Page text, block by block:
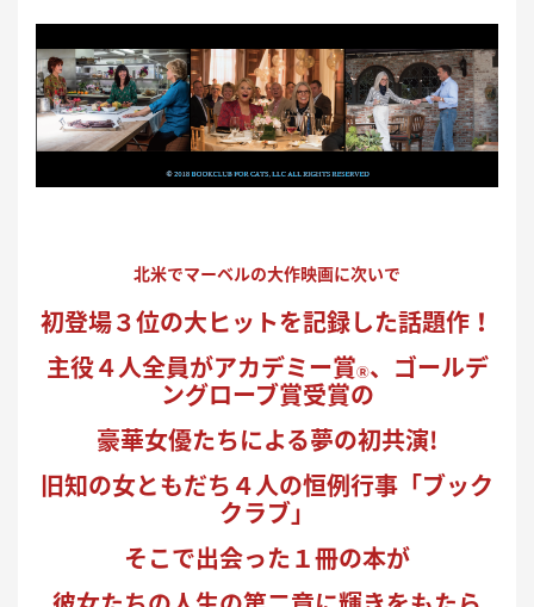
北米でマーベルの大作映画に次いで
初登場３位の大ヒットを記録した話題作！
主役４人全員がアカデミー賞Ⓡ、ゴールデ
ングローブ賞受賞の
豪華女優たちによる夢の初共演!
旧知の女ともだち４人の恒例行事「ブック
クラブ」
そこで出会った１冊の本が